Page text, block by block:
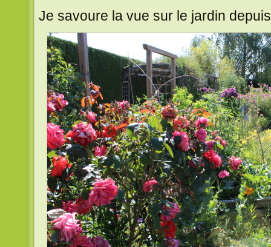
Je savoure la vue sur le jardin